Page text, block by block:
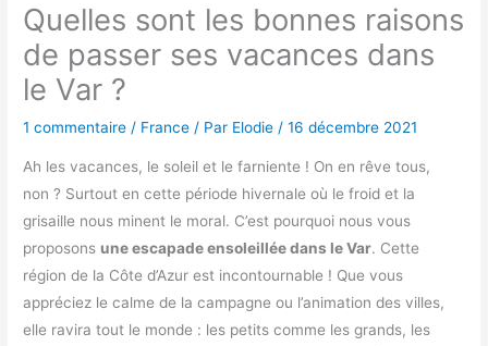
Quelles sont les bonnes raisons
de passer ses vacances dans
le Var ?
1 commentaire / France / Par Elodie /16 décembre 2021
Ah les vacances, le soleil et le farniente ! On en rêve tous,
non ? Surtout en cette période hivernale où le froid et la
grisaille nous minent le moral. C’est pourquoi nous vous
proposons une escapade ensoleillée dans le Var. Cette
région de la Côte d’Azur est incontournable ! Que vous
appréciez le calme de la campagne ou l’animation des villes,
elle ravira tout le monde : les petits comme les grands, les